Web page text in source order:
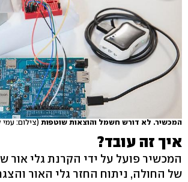
המכשיר. לא דורש חשמל והוצאות שוטפות(צילום: עמי
איך זה עובד?
המכשיר פועל על ידי הקרנת גלי אור
של החולה, ניתוח החזר גלי האור